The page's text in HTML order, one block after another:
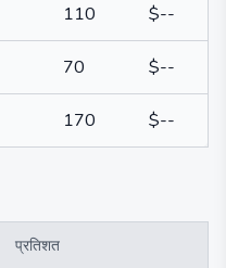
110 $--
70 $--
170 $--
प्रतिशत